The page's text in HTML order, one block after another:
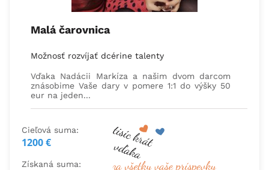
Malá čarovnica
Možnosť rozvíjať dcérine talenty
Vďaka Nadácii Markíza a našim dvom darcom
znásobime Vaše dary v pomere 1:1 do výšky 50
eur na jeden...
Cieľová suma:
1200 €
Získaná suma: